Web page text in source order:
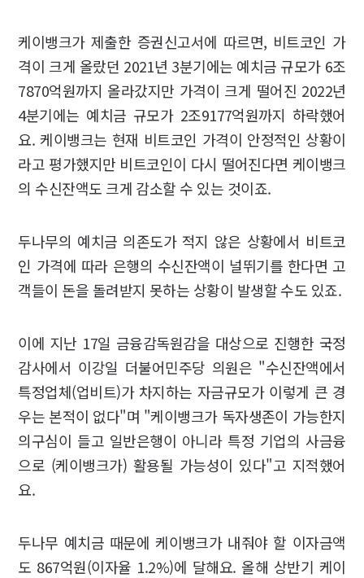
케이뱅크가 제출한 증권신고서에 따르면, 비트코인 가
격이 크게 올랐던 2021년 3분기에는 예치금 규모가 6조
7870억원까지 올라갔지만 가격이 크게 떨어진 2022년
4분기에는 예치금 규모가 2조9177억원까지 하락했어
요. 케이뱅크는 현재 비트코인 가격이 안정적인 상황이
라고 평가했지만 비트코인이 다시 떨어진다면 케이뱅크
의 수신잔액도 크게 감소할 수 있는 것이죠.
두나무의 예치금 의존도가 적지 않은 상황에서 비트코
인 가격에 따라 은행의 수신잔액이 널뛰기를 한다면 고
객들이 돈을 돌려받지 못하는 상황이 발생할 수도 있죠.
이에 지난 17일 금융감독원감을 대상으로 진행한 국정
감사에서 이강일 더불어민주당 의원은 "수신잔액에서
특정업체(업비트)가 차지하는 자금규모가 이렇게 큰 경
우는 본적이 없다"며 "케이뱅크가 독자생존이 가능한지
의구심이 들고 일반은행이 아니라 특정 기업의 사금융
으로 (케이뱅크가) 활용될 가능성이 있다"고 지적했어
요.
두나무 예치금 때문에 케이뱅크가 내줘야 할 이자금액
도 867억원(이자율 1.2%)에 달해요. 올해 상반기 케이